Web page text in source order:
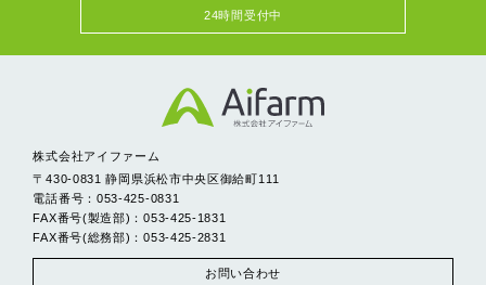
24時間受付中
株式会社アイファーム
〒430-0831 静岡県浜松市中央区御給町111
電話番号：053-425-0831
FAX番号(製造部)：053-425-1831
FAX番号(総務部)：053-425-2831
お問い合わせ